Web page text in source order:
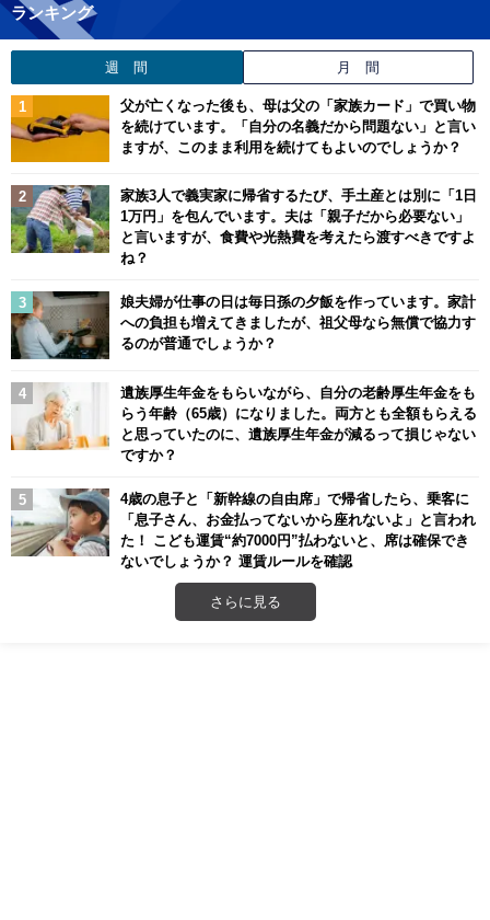
ランキング
週 間 月 間
父が亡くなった後も、母は父の「家族カード」で買い物
を続けています。「自分の名義だから問題ない」と言い
ますが、このまま利用を続けてもよいのでしょうか？
家族3人で義実家に帰省するたび、手土産とは別に「1日
1万円」を包んでいます。夫は「親子だから必要ない」
と言いますが、食費や光熱費を考えたら渡すべきですよ
ね？
娘夫婦が仕事の日は毎日孫の夕飯を作っています。家計
への負担も増えてきましたが、祖父母なら無償で協力す
るのが普通でしょうか？
遺族厚生年金をもらいながら、自分の老齢厚生年金をも
らう年齢（65歳）になりました。両方とも全額もらえる
と思っていたのに、遺族厚生年金が減るって損じゃない
ですか？
4歳の息子と「新幹線の自由席」で帰省したら、乗客に
「息子さん、お金払ってないから座れないよ」と言われ
た！ こども運賃“約7000円”払わないと、席は確保でき
ないでしょうか？ 運賃ルールを確認
さらに見る